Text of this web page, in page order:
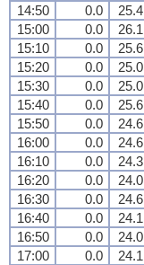
14:50 0.0 25.4
15:00
0.0 26.1
15:10
0.0 25.6
15:20
0.0 25.0
15:30
0.0 25.0
15:40
0.0 25.6
15:50
0.0 24.6
16:00
0.0 24.6
16:10
0.0 24.3
16:20
0.0 24.0
16:30
0.0 24.6
16:40
0.0 24.1
16:50
0.0 24.0
17:00
0.0 24.1